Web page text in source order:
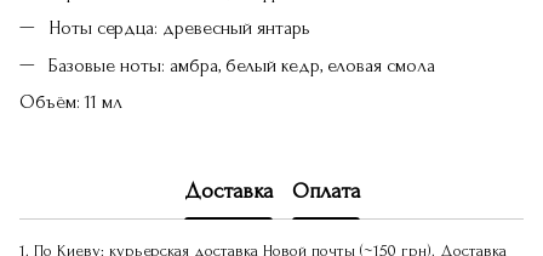
Ноты сердца: древесный янтарь
Базовые ноты: амбра, белый кедр, еловая смола
Объём: 11 мл
Доставка Оплата
1. По Киеву: курьерская доставка Новой почты (~150 грн). Доставка